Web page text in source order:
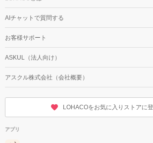
AIチャットで質問する
お客様サポート
ASKUL（法人向け）
アスクル株式会社（会社概要）
LOHACOをお気に入りストアに
アプリ